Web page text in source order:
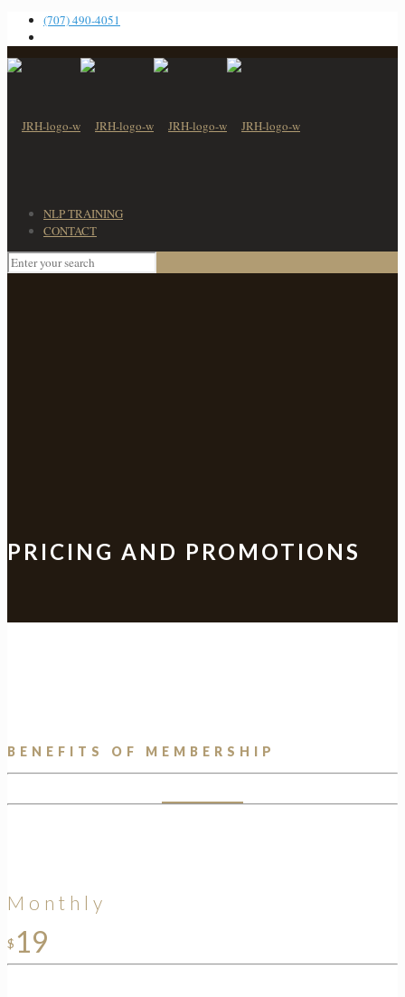
(707) 490-4051
NLP TRAINING
CONTACT
PRICING AND PROMOTIONS
BENEFITS OF MEMBERSHIP
Monthly
$ 19